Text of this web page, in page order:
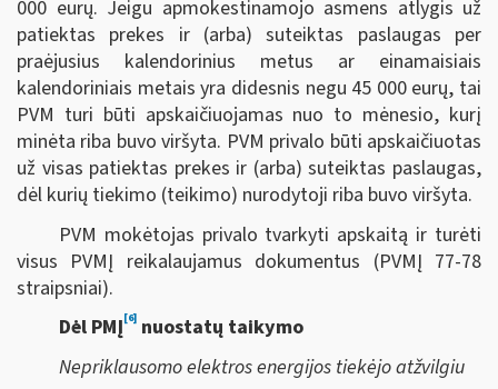
000 eurų. Jeigu apmokestinamojo asmens atlygis už
patiektas prekes ir (arba) suteiktas paslaugas per
praėjusius kalendorinius metus ar einamaisiais
kalendoriniais metais yra didesnis negu 45 000 eurų, tai
PVM turi būti apskaičiuojamas nuo to mėnesio, kurį
minėta riba buvo viršyta. PVM privalo būti apskaičiuotas
už visas patiektas prekes ir (arba) suteiktas paslaugas,
dėl kurių tiekimo (teikimo) nurodytoji riba buvo viršyta.
PVM mokėtojas privalo tvarkyti apskaitą ir turėti
visus PVMĮ reikalaujamus dokumentus (PVMĮ 77-78
straipsniai).
Dėl PMĮ[6]nuostatų taikymo
Nepriklausomo elektros energijos tiekėjo atžvilgiu